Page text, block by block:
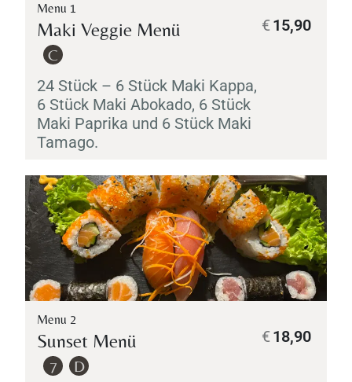
Menu 1
Maki Veggie Menü
C
24 Stück – 6 Stück Maki Kappa,
6 Stück Maki Abokado, 6 Stück
Maki Paprika und 6 Stück Maki
Tamago.
15,90
€
Menu 2
Sunset Menü
7 D
18,90
€